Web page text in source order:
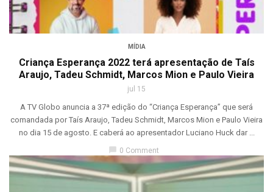
MÍDIA
Criança Esperança 2022 terá apresentação de Taís
Araujo, Tadeu Schmidt, Marcos Mion e Paulo Vieira
jul 15
A TV Globo anuncia a 37ª edição do “Criança Esperança” que será
comandada por Taís Araujo, Tadeu Schmidt, Marcos Mion e Paulo Vieira
no dia 15 de agosto. E caberá ao apresentador Luciano Huck dar ...
0 Comment